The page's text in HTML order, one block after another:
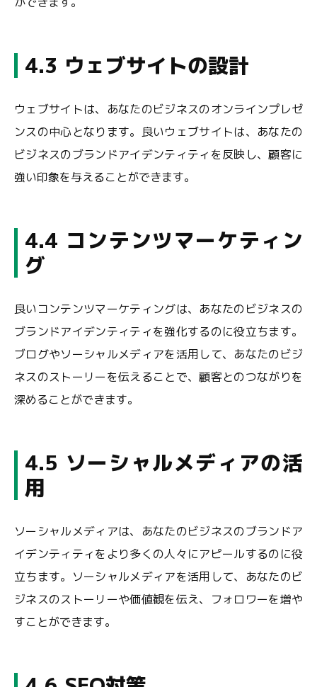
4.3 ウェブサイトの設計
ウェブサイトは、あなたのビジネスのオンラインプレゼ
ンスの中心となります。良いウェブサイトは、あなたの
ビジネスのブランドアイデンティティを反映し、顧客に
強い印象を与えることができます。
4.4 コンテンツマーケティン
グ
良いコンテンツマーケティングは、あなたのビジネスの
ブランドアイデンティティを強化するのに役立ちます。
ブログやソーシャルメディアを活用して、あなたのビジ
ネスのストーリーを伝えることで、顧客とのつながりを
深めることができます。
4.5 ソーシャルメディアの活
用
ソーシャルメディアは、あなたのビジネスのブランドア
イデンティティをより多くの人々にアピールするのに役
立ちます。ソーシャルメディアを活用して、あなたのビ
ジネスのストーリーや価値観を伝え、フォロワーを増や
すことができます。